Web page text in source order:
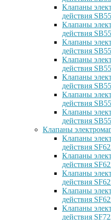
Клапаны
действия
Клапаны
действия
Клапаны
действия
Клапаны
действия
Клапаны
действия
Клапаны
действия
Клапаны
действия
Клапаны
Клапаны
действия
Клапаны
действия
Клапаны
действия
Клапаны
действия
Клапаны
действия